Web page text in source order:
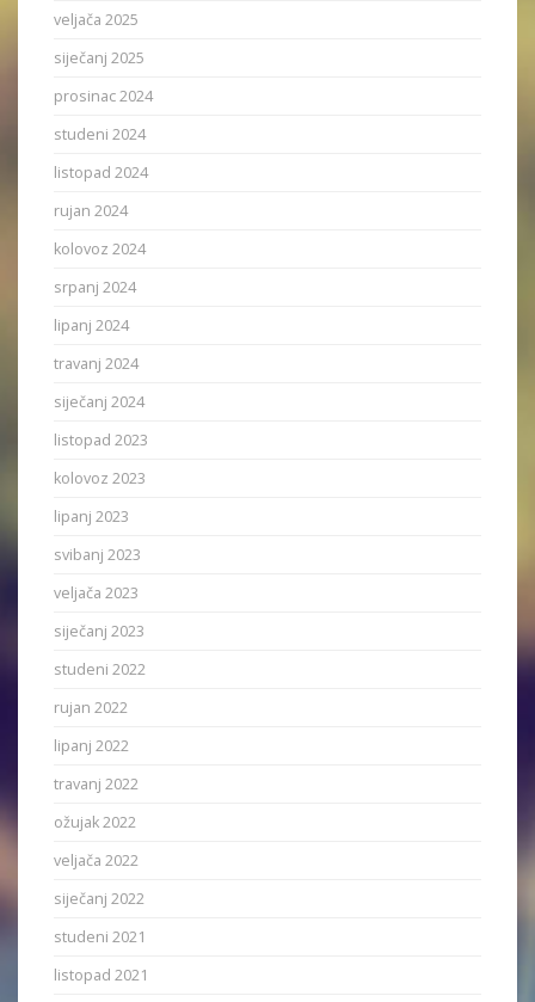
veljača 2025
siječanj 2025
prosinac 2024
studeni 2024
listopad 2024
rujan 2024
kolovoz 2024
srpanj 2024
lipanj 2024
travanj 2024
siječanj 2024
listopad 2023
kolovoz 2023
lipanj 2023
svibanj 2023
veljača 2023
siječanj 2023
studeni 2022
rujan 2022
lipanj 2022
travanj 2022
ožujak 2022
veljača 2022
siječanj 2022
studeni 2021
listopad 2021